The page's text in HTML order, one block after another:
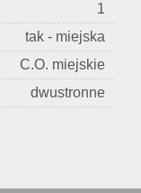
1
tak - miejska
C.O. miejskie
dwustronne